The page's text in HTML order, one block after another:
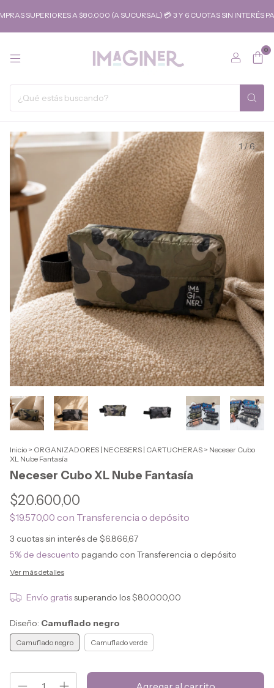
A $80.000 (A SUCURSAL) 💳 3 Y 6 CUOTAS SIN INTERÉS PARA
0
1/6
Inicio > ORGANIZADORES | NECESERS | CARTUCHERAS > Neceser Cubo
XL Nube Fantasía
Neceser Cubo XL Nube Fantasía
$20.600,00
$19.570,00 con Transferencia o depósito
3 cuotas sin interés de $6.866,67
5% de descuento pagando con Transferencia o depósito
Ver más detalles
Envío gratissuperando los$80.000,00
Diseño: Camuflado negro
Camuflado negro Camuflado verde